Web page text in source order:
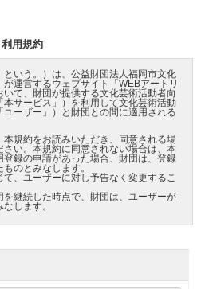
利用規約
いう。）は、公益財団法人福岡市文化
運営するウェブサイト「WEBアートリ
て、財団が提供する文化芸術活動者向
サービス」）を利用して文化芸術活動
ーザー」）と財団との間に適用される
規約をお読みいただき、同意される場
い。本規約に同意されない場合は、本
録の申請があった場合、財団は、登録
のとみなします。
、ユーザーに対し予告なく変更するこ
継続した時点で、財団は、ユーザーが
します。
の為、ユーザーが自らのプロフィール
」、「文化芸術に関する募集情報」を